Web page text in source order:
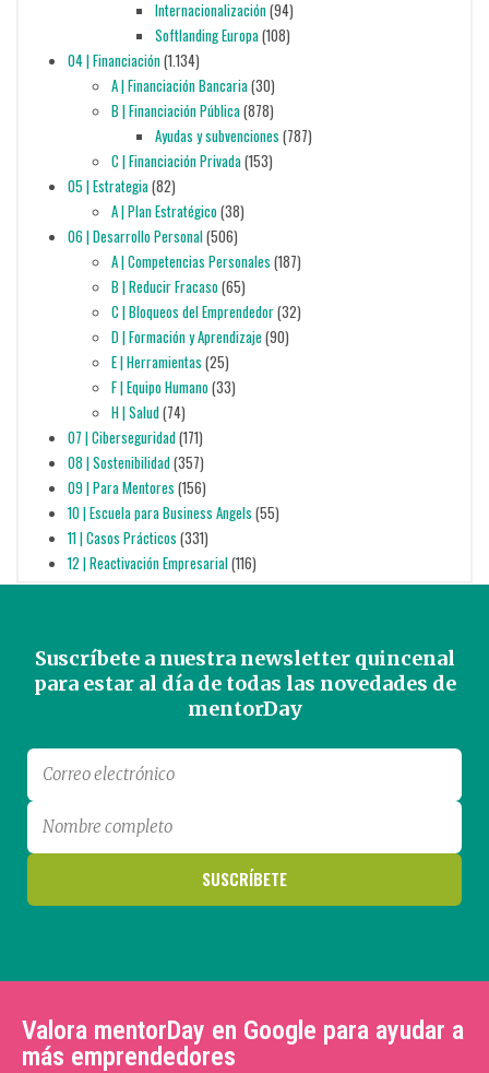
Internacionalización(94)
Softlanding Europa(108)
04 | Financiación(1.134)
A | Financiación Bancaria(30)
B | Financiación Pública(878)
Ayudas y subvenciones (787)
C | Financiación Privada(153)
05 | Estrategia(82)
A | Plan Estratégico(38)
06 | Desarrollo Personal(506)
A | Competencias Personales (187)
B | Reducir Fracaso(65)
C | Bloqueos del Emprendedor(32)
D | Formación y Aprendizaje (90)
E | Herramientas (25)
F | Equipo Humano(33)
H | Salud(74)
07 | Ciberseguridad(171)
08 | Sostenibilidad(357)
09 | Para Mentores (156)
10 | Escuela para Business Angels (55)
11 | Casos Prácticos (331)
12 | Reactivación Empresarial(116)
Suscríbete a nuestra newsletter quincenal
para estar al día de todas las novedades de
mentorDay
Valora mentorDay en Google para ayudar a
más emprendedores